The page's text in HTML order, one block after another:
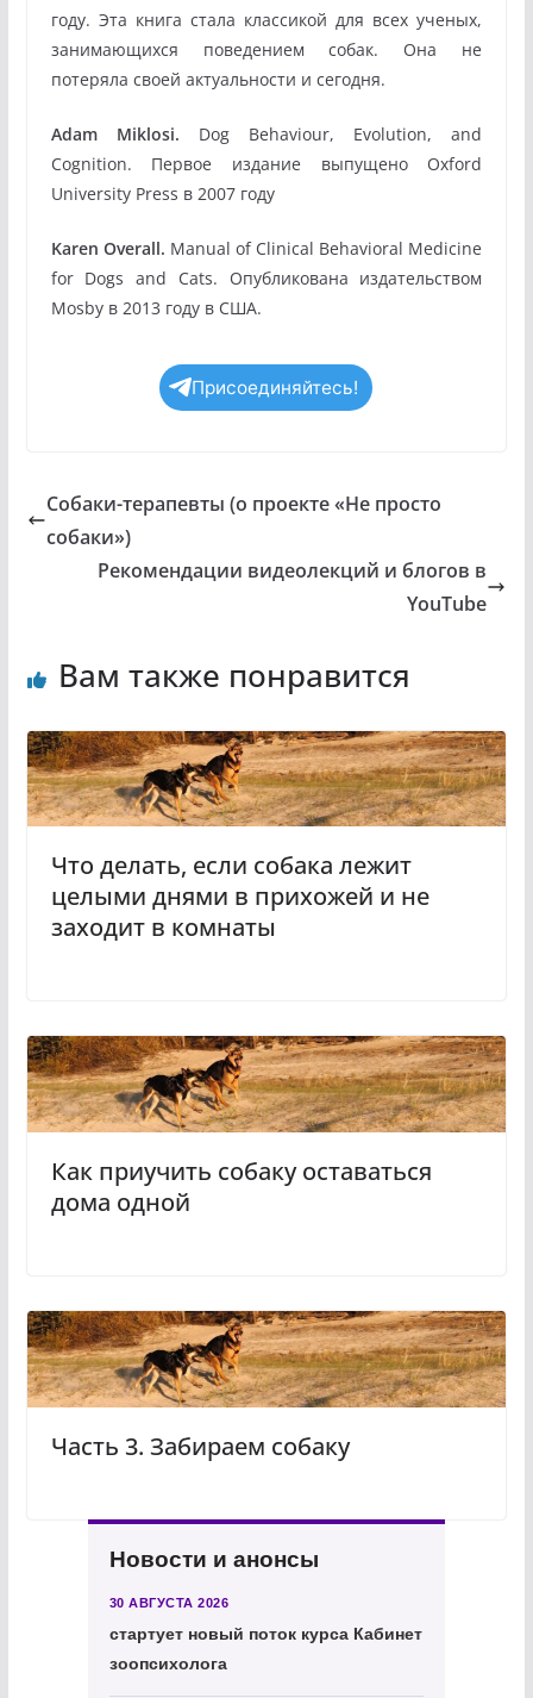
году. Эта книга стала классикой для всех ученых,
занимающихся поведением собак. Она не
потеряла своей актуальности и сегодня.
Adam Miklosi. Dog Behaviour, Evolution, and
Cognition. Первое издание выпущено Oxford
University Press в 2007 году
Karen Overall. Manual of Clinical Behavioral Medicine
for Dogs and Cats. Опубликована издательством
Mosby в 2013 году в США.
Присоединяйтесь!
Собаки-терапевты (о проекте «Не просто
собаки»)
Рекомендации видеолекций и блогов в
YouTube
Вам также понравится
Что делать, если собака лежит
целыми днями в прихожей и не
заходит в комнаты
Как приучить собаку оставаться
дома одной
Часть 3. Забираем собаку
Новости и анонсы
30 АВГУСТА 2026
стартует новый поток курса Кабинет
зоопсихолога